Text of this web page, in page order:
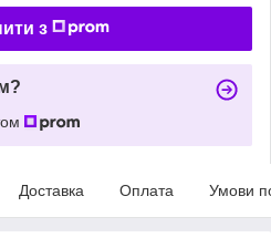
з
Доставка Оплата Умови